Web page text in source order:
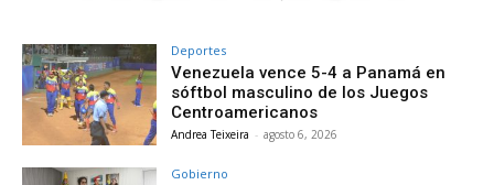
Deportes
Venezuela vence 5-4 a Panamá en
sóftbol masculino de los Juegos
Centroamericanos
Andrea Teixeira - agosto 6, 2026
Gobierno